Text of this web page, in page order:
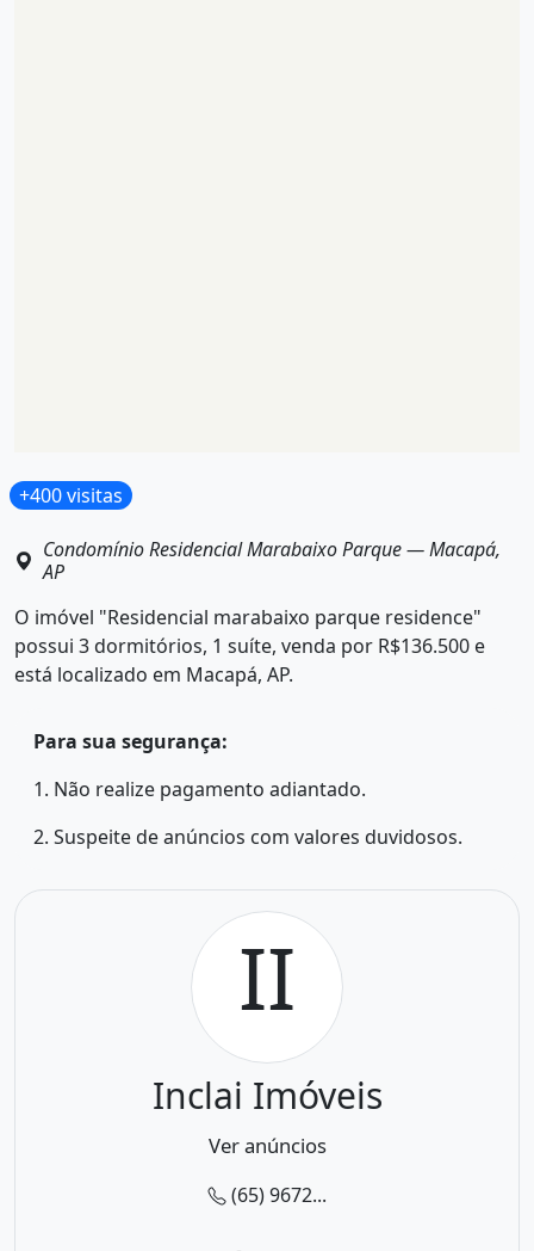
+400 visitas
Condomínio Residencial Marabaixo Parque—Macapá,
AP
O imóvel "Residencial marabaixo parque residence"
possui 3 dormitórios, 1 suíte, venda por R$136.500 e
está localizado em Macapá, AP.
Para sua segurança:
1. Não realize pagamento adiantado.
2. Suspeite de anúncios com valores duvidosos.
II
Inclai Imóveis
Ver anúncios
(65) 9672...